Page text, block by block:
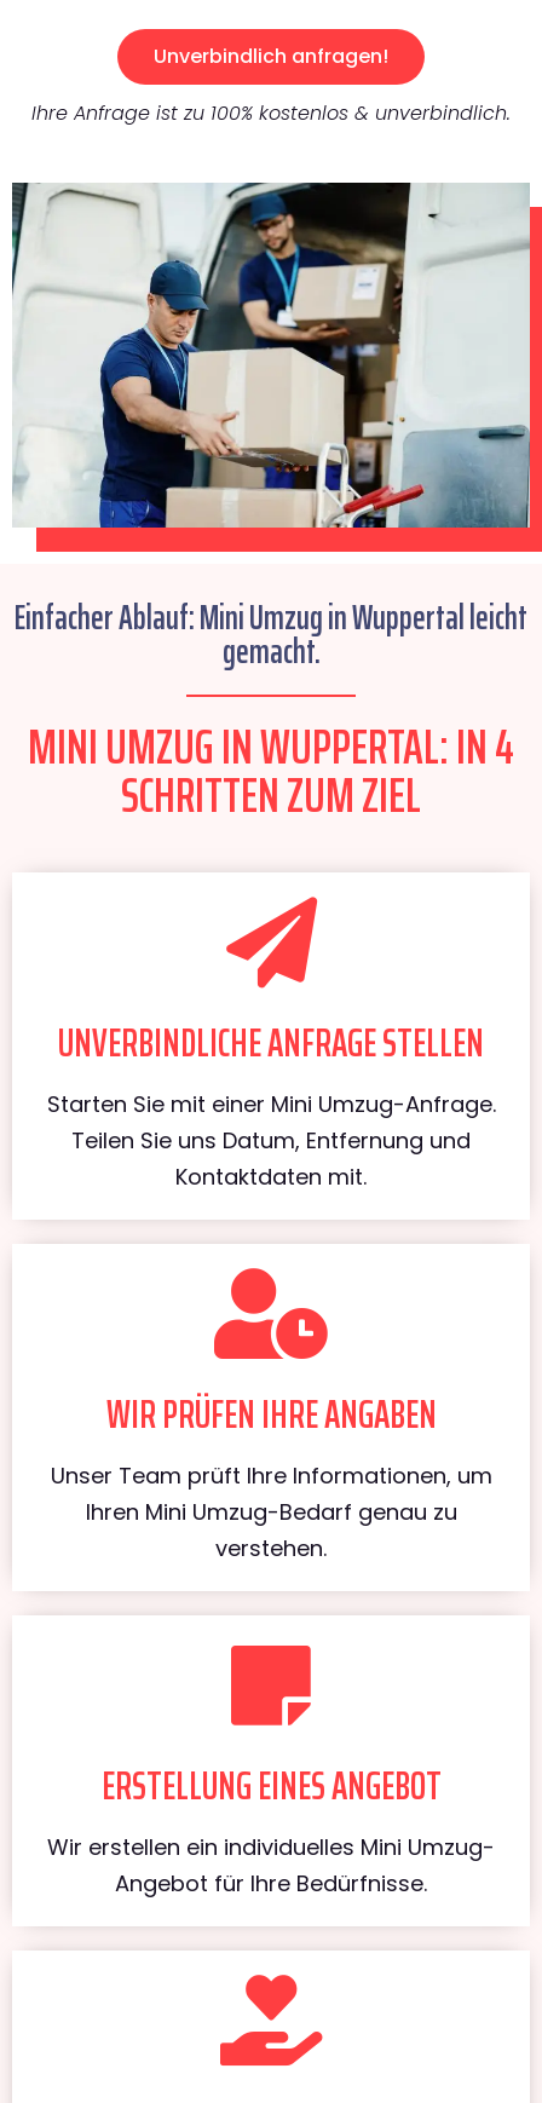
Unverbindlich anfragen!
Ihre Anfrage ist zu 100% kostenlos & unverbindlich.
Einfacher Ablauf: Mini Umzug in Wuppertal leicht
gemacht.
MINI UMZUG IN WUPPERTAL: IN 4
SCHRITTEN ZUM ZIEL
UNVERBINDLICHE ANFRAGE STELLEN
Starten Sie mit einer Mini Umzug-Anfrage.
Teilen Sie uns Datum, Entfernung und
Kontaktdaten mit.
WIR PRÜFEN IHRE ANGABEN
Unser Team prüft Ihre Informationen, um
Ihren Mini Umzug-Bedarf genau zu
verstehen.
ERSTELLUNG EINES ANGEBOT
Wir erstellen ein individuelles Mini Umzug-
Angebot für Ihre Bedürfnisse.